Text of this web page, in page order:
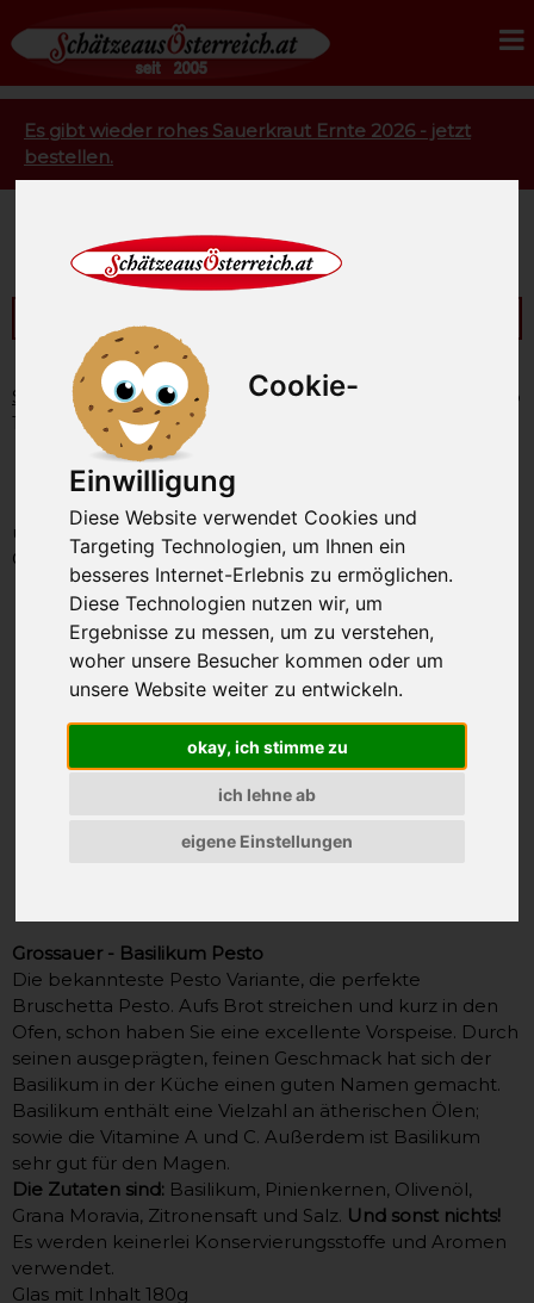
Cookie-
Einwilligung
Diese Website verwendet Cookies und
Targeting Technologien, um Ihnen ein
besseres Internet-Erlebnis zu ermöglichen.
Diese Technologien nutzen wir, um
Ergebnisse zu messen, um zu verstehen,
woher unsere Besucher kommen oder um
unsere Website weiter zu entwickeln.
okay, ich stimme zu
ich lehne ab
eigene Einstellungen
Es gibt wieder rohes Sauerkraut Ernte 2026 - jetzt
bestellen.
Startseite Feinkost Grossauer Pesto
Basilikum Pesto
180g
Basilikum Pesto 180g
unsere Artikel-Nummer: SAO1189
Gewicht: 180g
Grossauer - Basilikum Pesto
Die bekannteste Pesto Variante, die perfekte
Bruschetta Pesto. Aufs Brot streichen und kurz in den
Ofen, schon haben Sie eine excellente Vorspeise. Durch
seinen ausgeprägten, feinen Geschmack hat sich der
Basilikum in der Küche einen guten Namen gemacht.
Basilikum enthält eine Vielzahl an ätherischen Ölen;
sowie die Vitamine A und C. Außerdem ist Basilikum
sehr gut für den Magen.
Die Zutaten sind: Basilikum, Pinienkernen, Olivenöl,
Grana Moravia, Zitronensaft und Salz. Und sonst nichts!
Es werden keinerlei Konservierungsstoffe und Aromen
verwendet.
Glas mit Inhalt 180g